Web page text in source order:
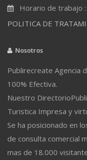
Horario de trabajo
POLITICA DE
Nosotros
Publirecreate Agencia
100% Efectiva.
Nuestro
Turistica Impresa y
Se ha posicionado en
de consulta comercial
mas de 18.000